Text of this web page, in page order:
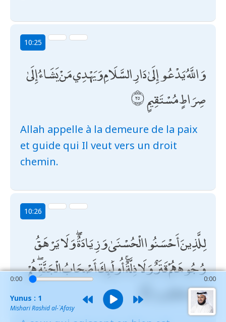
10:25
وَاللَّهُ يَدْعُو إِلَىٰ دَارِ السَّلَامِ وَيَهْدِي مَنْ يَشَاءُ إِلَىٰ
صِرَاطٍ مُسْتَقِيمٍ
Allah appelle à la demeure de la paix
et guide qui Il veut vers un droit
chemin.
10:26
لِلَّذِينَ أَحْسَنُوا الْحُسْنَىٰ وَزِيَادَةٌ ۖ وَلَا يَرْهَقُ
وُجُوهَهُمْ قَتَرٌ وَلَا ذِلَّةٌ ۚ أُولَٰئِكَ أَصْحَابُ الْجَنَّةِ ۖ هُمْ
فِيهَا خَالِدُونَ
0:00 0:00
Yunus : 1
Mishari Rashid al-`Afasy